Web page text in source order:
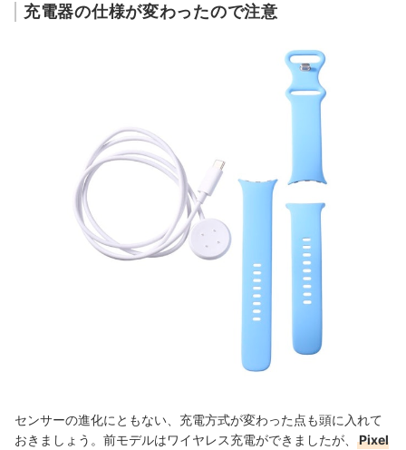
充電器の仕様が変わったので注意
センサーの進化にともない、充電方式が変わった点も頭に入れて
おきましょう。前モデルはワイヤレス充電ができましたが、
Pixel